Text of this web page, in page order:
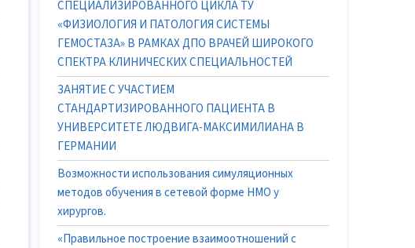
СПЕЦИАЛИЗИРОВАННОГО ЦИКЛА ТУ
«ФИЗИОЛОГИЯ И ПАТОЛОГИЯ СИСТЕМЫ
ГЕМОСТАЗА» В РАМКАХ ДПО ВРАЧЕЙ ШИРОКОГО
СПЕКТРА КЛИНИЧЕСКИХ СПЕЦИАЛЬНОСТЕЙ
ЗАНЯТИЕ С УЧАСТИЕМ
СТАНДАРТИЗИРОВАННОГО ПАЦИЕНТА В
УНИВЕРСИТЕТЕ ЛЮДВИГА-МАКСИМИЛИАНА В
ГЕРМАНИИ
Возможности использования симуляционных
методов обучения в сетевой форме НМО у
хирургов.
«Правильное построение взаимоотношений с